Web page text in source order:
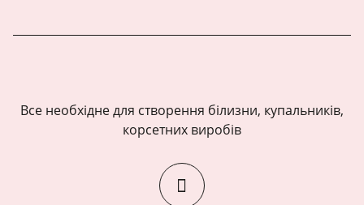
Все необхідне для створення білизни, купальників,
корсетних виробів